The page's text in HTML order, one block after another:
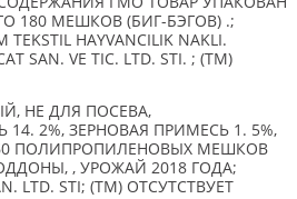
180 МЕШКОВ (БИГ-БЭГОВ) .;
HAYVANCILIK NAKLI.
SAN. VE TIC. LTD. STI. ; (TM)
НЕ ДЛЯ ПОСЕВА,
2%, ЗЕРНОВАЯ ПРИМЕСЬ 1. 5%,
ПОЛИПРОПИЛЕНОВЫХ МЕШКОВ
, УРОЖАЙ 2018 ГОДА;
LTD. STI; (TM) ОТСУТСТВУЕТ